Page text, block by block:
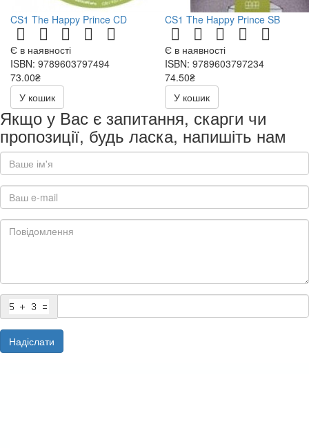
CS1 The Happy Prince CD
Є в наявності
ISBN: 9789603797494
73.00₴
146.00₴
У кошик
CS1 The Happy Prince SB
Є в наявності
ISBN: 9789603797234
74.50₴
149.00₴
У кошик
Якщо у Вас є запитання, скарги чи
пропозиції, будь ласка, напишіть нам
Надіслати